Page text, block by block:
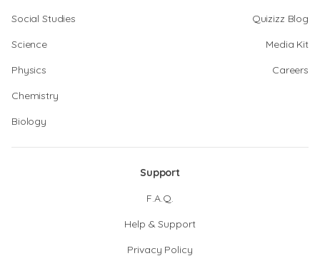
Social Studies
Science
Physics
Chemistry
Biology
Quizizz Blog
Media Kit
Careers
Support
F.A.Q.
Help & Support
Privacy Policy